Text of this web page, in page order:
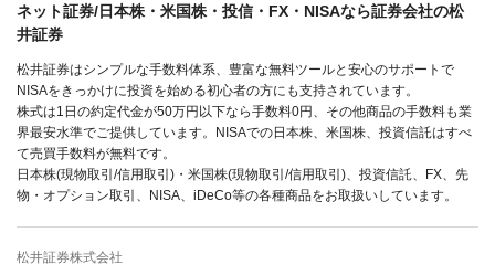
ネット証券/日本株・米国株・投信・FX・NISAなら証券会社の松
井証券
松井証券はシンプルな手数料体系、豊富な無料ツールと安心のサポートで
NISAをきっかけに投資を始める初心者の方にも支持されています。
株式は1日の約定代金が50万円以下なら手数料0円、その他商品の手数料も業
界最安水準でご提供しています。NISAでの日本株、米国株、投資信託はすべ
て売買手数料が無料です。
日本株(現物取引/信用取引)・米国株(現物取引/信用取引)、投資信託、FX、先
物・オプション取引、NISA、iDeCo等の各種商品をお取扱いしています。
松井証券株式会社